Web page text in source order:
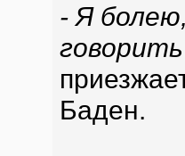
- Я
говорить
Баден.